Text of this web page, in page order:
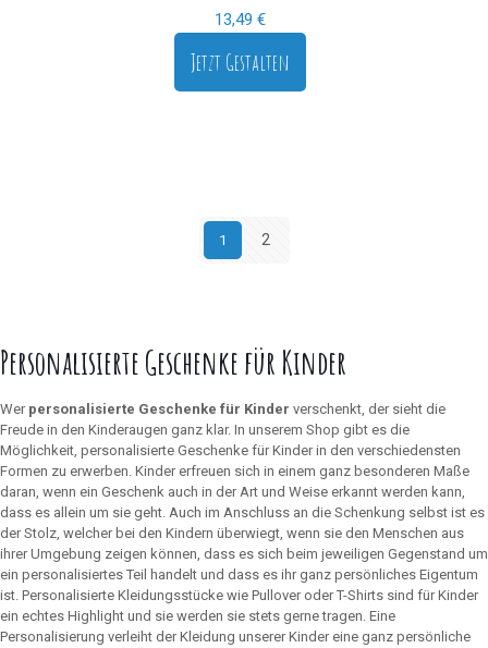
13,49 €
Jetzt Gestalten
1 2
Personalisierte Geschenke für Kinder
Wer personalisierte Geschenke für Kinder verschenkt, der sieht die
Freude in den Kinderaugen ganz klar. In unserem Shop gibt es die
Möglichkeit, personalisierte Geschenke für Kinder in den verschiedensten
Formen zu erwerben. Kinder erfreuen sich in einem ganz besonderen Maße
daran, wenn ein Geschenk auch in der Art und Weise erkannt werden kann,
dass es allein um sie geht. Auch im Anschluss an die Schenkung selbst ist es
der Stolz, welcher bei den Kindern überwiegt, wenn sie den Menschen aus
ihrer Umgebung zeigen können, dass es sich beim jeweiligen Gegenstand um
ein personalisiertes Teil handelt und dass es ihr ganz persönliches Eigentum
ist. Personalisierte Kleidungsstücke wie Pullover oder T-Shirts sind für Kinder
ein echtes Highlight und sie werden sie stets gerne tragen. Eine
Personalisierung verleiht der Kleidung unserer Kinder eine ganz persönliche